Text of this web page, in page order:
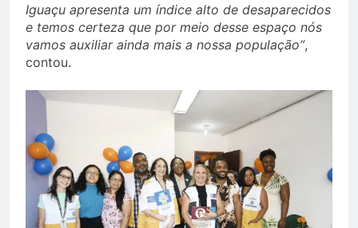
Iguaçu apresenta um índice alto de desaparecidos
e temos certeza que por meio desse espaço nós
vamos auxiliar ainda mais a nossa população”,
contou.